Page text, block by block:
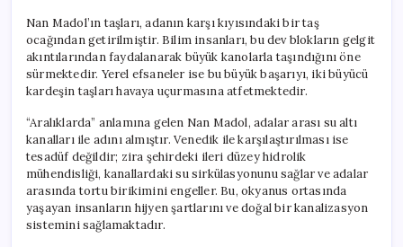
Nan Madol’ın taşları, adanın karşı kıyısındaki bir taş
ocağından getirilmiştir. Bilim insanları, bu dev blokların gelgit
akıntılarından faydalanarak büyük kanolarla taşındığını öne
sürmektedir. Yerel efsaneler ise bu büyük başarıyı, iki büyücü
kardeşin taşları havaya uçurmasına atfetmektedir.
“Aralıklarda” anlamına gelen Nan Madol, adalar arası su altı
kanalları ile adını almıştır. Venedik ile karşılaştırılması ise
tesadüf değildir; zira şehirdeki ileri düzey hidrolik
mühendisliği, kanallardaki su sirkülasyonunu sağlar ve adalar
arasında tortu birikimini engeller. Bu, okyanus ortasında
yaşayan insanların hijyen şartlarını ve doğal bir kanalizasyon
sistemini sağlamaktadır.